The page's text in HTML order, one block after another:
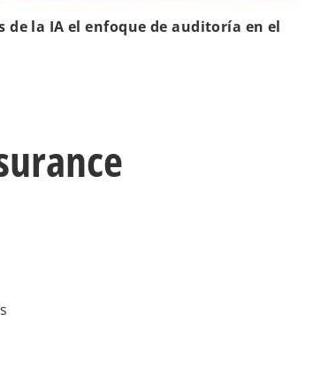
y
la IA el enfoque de auditoría en el